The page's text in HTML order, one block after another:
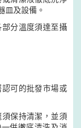
皿及設備。
分溫度須達至攝
可的批發市場或
保持清潔，並須